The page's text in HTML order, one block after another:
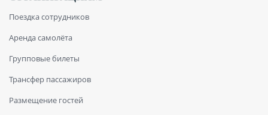
Поездка сотрудников
Аренда самолёта
Групповые билеты
Трансфер пассажиров
Размещение гостей